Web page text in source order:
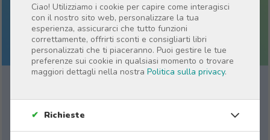
Ciao! Utilizziamo i cookie per capire come interagisci
con il nostro sito web, personalizzare la tua
esperienza, assicurarci che tutto funzioni
correttamente, offrirti sconti e consigliarti libri
personalizzati che ti piaceranno. Puoi gestire le tue
preferenze sui cookie in qualsiasi momento o trovare
maggiori dettagli nella nostra Politica sulla privacy.
Richieste
✔
L’Amico dei Piccoli